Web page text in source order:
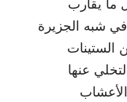
ما يقارب
في شبه الجزيرة
الستينات
عنها